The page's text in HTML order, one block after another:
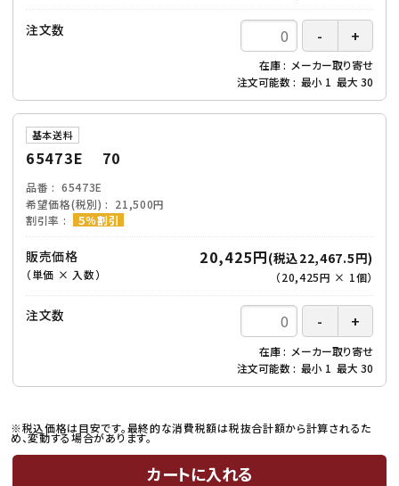
注文数
在庫
メーカー取り寄せ
注文可能数
最小 1 最大 30
基本送料
65473E 70
品番
65473E
希望価格(税別)
21,500円
割引率
５％割引
販売価格
（単価 × 入数）
20,425円(税込22,467.5円)
（20,425円 × 1個）
注文数
在庫
メーカー取り寄せ
注文可能数
最小 1 最大 30
※税込価格は目安です。最終的な消費税額は税抜合計額から計算されるた
め、変動する場合があります。
カートに入れる